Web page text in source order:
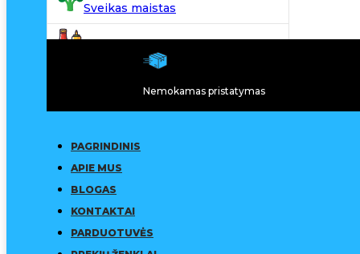
Sveikas maistas
Kiti produktai
Nemokamas pristatymas
PAGRINDINIS
APIE MUS
BLOGAS
KONTAKTAI
PARDUOTUVĖS